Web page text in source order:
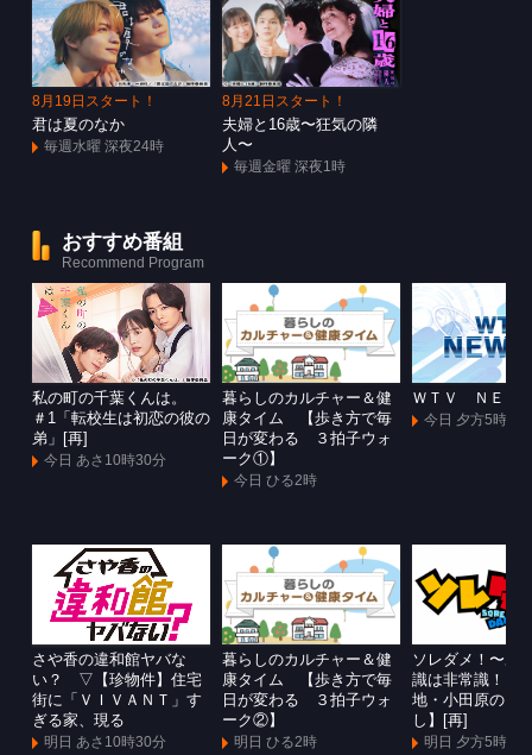
8月19日スタート！
君は夏のなか
毎週水曜 深夜24時
8月21日スタート！
夫婦と16歳〜狂気の隣
人〜
毎週金曜 深夜1時
おすすめ番組
Recommend Program
私の町の千葉くんは。
＃1「転校生は初恋の彼の
弟」[再]
今日 あさ10時30分
暮らしのカルチャー＆健
康タイム 【歩き方で毎
日が変わる ３拍子ウォ
ーク①】
今日 ひる2時
ＷＴＶ ＮＥＷ
今日 夕方5時55
さや香の違和館ヤバな
い？ ▽【珍物件】住宅
街に「ＶＩＶＡＮＴ」す
ぎる家、現る
明日 あさ10時30分
暮らしのカルチャー＆健
康タイム 【歩き方で毎
日が変わる ３拍子ウォ
ーク②】
明日 ひる2時
ソレダメ！〜あ
識は非常識！？
地・小田原のマ
し】[再]
明日 夕方5時